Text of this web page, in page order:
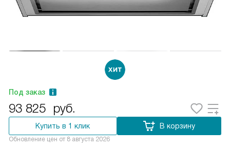
Под заказ
93 825 руб.
Купить в 1 клик В корзину
Обновление цен от 8 августа 2026